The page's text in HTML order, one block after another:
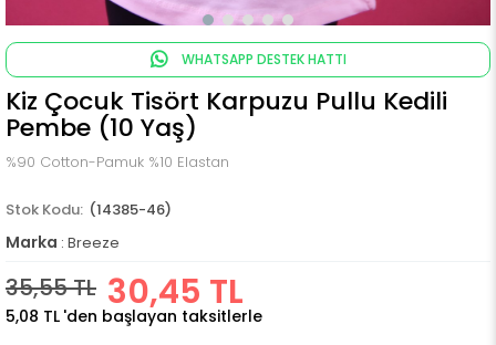
WHATSAPP DESTEK HATTI
Kiz Çocuk Tisört Karpuzu Pullu Kedili
Pembe (10 Yaş)
%90 Cotton-Pamuk %10 Elastan
(14385-46)
Marka : Breeze
35,55 TL 30,45 TL
5,08 TL 'den başlayan taksitlerle